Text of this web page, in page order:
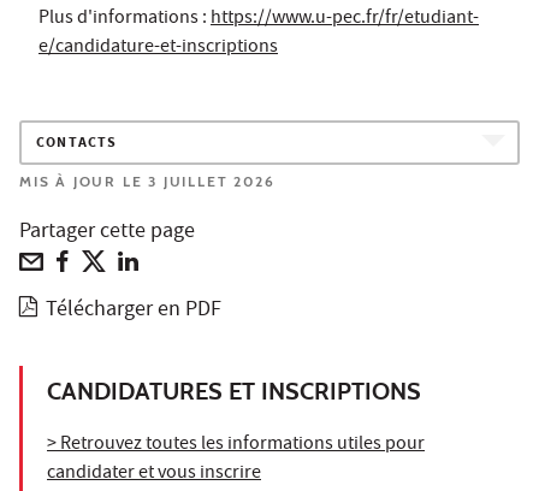
Plus d'informations :https://www.u-pec.fr/fr/etudiant-
e/candidature-et-inscriptions
CONTACTS
MIS À JOUR LE 3 JUILLET 2026
Partager cette page
Télécharger en PDF
CANDIDATURES ET INSCRIPTIONS
> Retrouvez toutes les informations utiles pour
candidater et vous inscrire